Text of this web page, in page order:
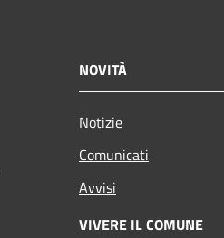
NOVITÀ
Notizie
Comunicati
Avvisi
VIVERE IL COMUNE